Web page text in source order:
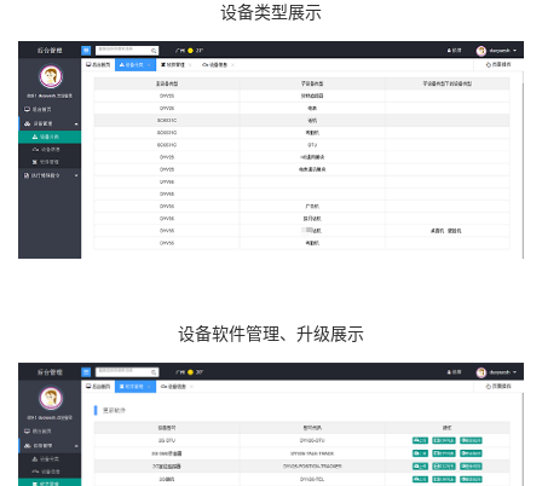
设备类型展示
设备软件管理、升级展示